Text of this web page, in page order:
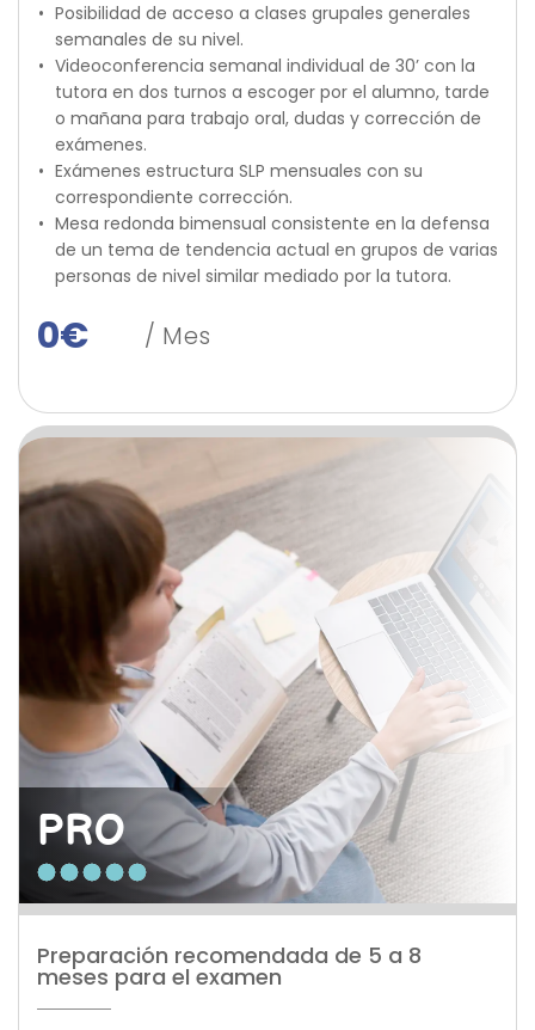
Posibilidad de acceso a clases grupales generales
semanales de su nivel.
Videoconferencia semanal individual de 30’ con la
tutora en dos turnos a escoger por el alumno, tarde
o mañana para trabajo oral, dudas y corrección de
exámenes.
Exámenes estructura SLP mensuales con su
correspondiente corrección.
Mesa redonda bimensual consistente en la defensa
de un tema de tendencia actual en grupos de varias
personas de nivel similar mediado por la tutora.
0€ / Mes
PRO
Preparación recomendada de 5 a 8
meses para el examen